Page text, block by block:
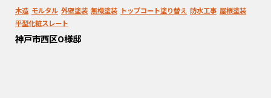
木造 モルタル 外壁塗装 無機塗装 トップコート塗り替え 防水工事 屋根塗装
平型化粧スレート
神戸市西区O様邸